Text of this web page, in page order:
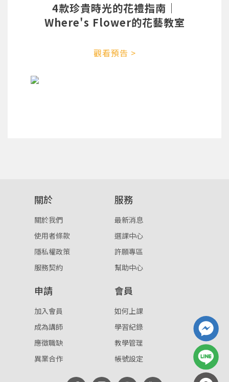
註冊
。
4款珍貴時光的花禮指南｜
Where's Flower的花藝教室
觀看預告 >
關於
關於我們
使用者條款
隱私權政策
服務契約
服務
最新消息
選課中心
許願專區
幫助中心
申請
加入會員
成為講師
應徵職缺
異業合作
會員
如何上課
學習紀錄
教學管理
帳號設定